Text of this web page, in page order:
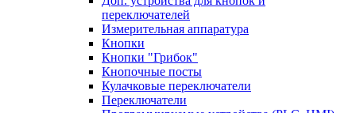
переключателей
Измерительная аппаратура
Кнопки
Кнопки "Грибок"
Кнопочные посты
Кулачковые переключатели
Переключатели